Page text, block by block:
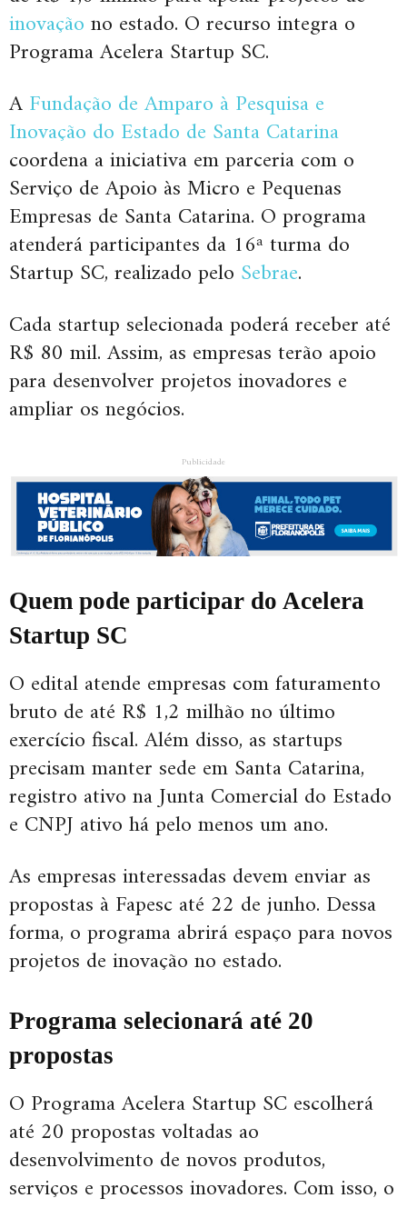
inovaçãono estado. O recurso integra o
Programa Acelera Startup SC.
AFundação de Amparo à Pesquisa e
Inovação do Estado de Santa Catarina
coordena a iniciativa em parceria com o
Serviço de Apoio às Micro e Pequenas
Empresas de Santa Catarina. O programa
atenderá participantes da 16ª turma do
Startup SC, realizado pelo Sebrae.
Cada startup selecionada poderá receber até
R$ 80 mil. Assim, as empresas terão apoio
para desenvolver projetos inovadores e
ampliar os negócios.
Publicidade
Quem pode participar do Acelera
Startup SC
O edital atende empresas com faturamento
bruto de até R$ 1,2 milhão no último
exercício fiscal. Além disso, as startups
precisam manter sede em Santa Catarina,
registro ativo na Junta Comercial do Estado
e CNPJ ativo há pelo menos um ano.
As empresas interessadas devem enviar as
propostas à Fapesc até 22 de junho. Dessa
forma, o programa abrirá espaço para novos
projetos de inovação no estado.
Programa selecionará até 20
propostas
O Programa Acelera Startup SC escolherá
até 20 propostas voltadas ao
desenvolvimento de novos produtos,
serviços e processos inovadores. Com isso, o